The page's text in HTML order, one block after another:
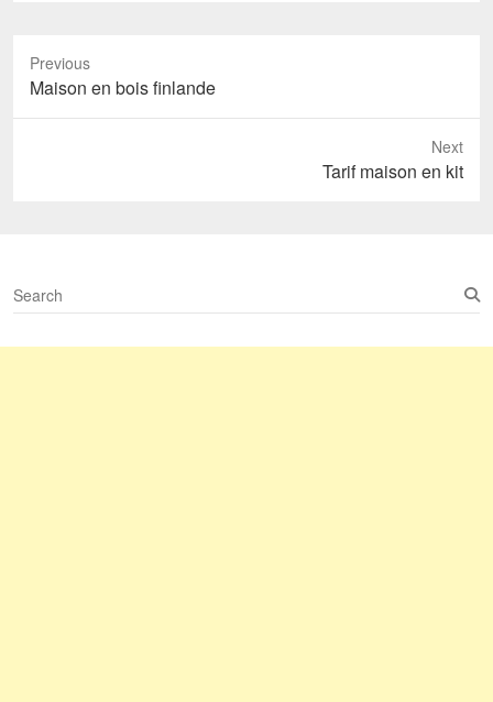
Previous
Previous
post:
Maison en bois finlande
Next
Tarif maison en kit
S
e